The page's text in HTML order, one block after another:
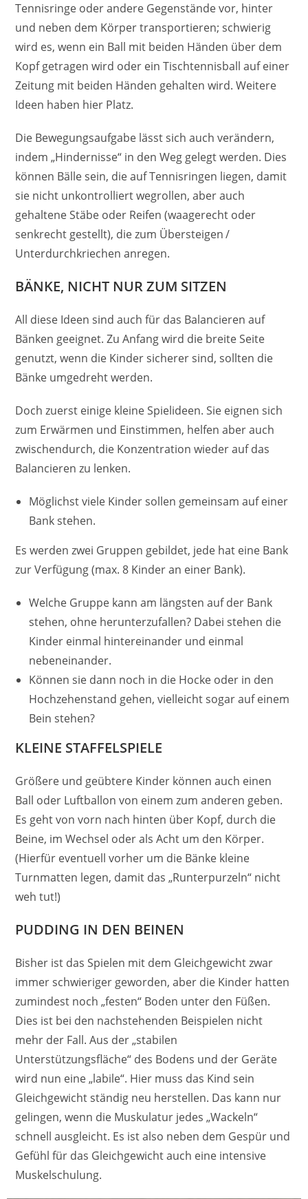
Tennisringe oder andere Gegenstände vor, hinter
und neben dem Körper transportieren; schwierig
wird es, wenn ein Ball mit beiden Händen über dem
Kopf getragen wird oder ein Tischtennisball auf einer
Zeitung mit beiden Händen gehalten wird. Weitere
Ideen haben hier Platz.
Die Bewegungsaufgabe lässt sich auch verändern,
indem „Hindernisse“ in den Weg gelegt werden. Dies
können Bälle sein, die auf Tennisringen liegen, damit
sie nicht unkontrolliert wegrollen, aber auch
gehaltene Stäbe oder Reifen (waagerecht oder
senkrecht gestellt), die zum Übersteigen /
Unterdurchkriechen anregen.
BÄNKE, NICHT NUR ZUM SITZEN
All diese Ideen sind auch für das Balancieren auf
Bänken geeignet. Zu Anfang wird die breite Seite
genutzt, wenn die Kinder sicherer sind, sollten die
Bänke umgedreht werden.
Doch zuerst einige kleine Spielideen. Sie eignen sich
zum Erwärmen und Einstimmen, helfen aber auch
zwischendurch, die Konzentration wieder auf das
Balancieren zu lenken.
Möglichst viele Kinder sollen gemeinsam auf einer
Bank stehen.
Es werden zwei Gruppen gebildet, jede hat eine Bank
zur Verfügung (max. 8 Kinder an einer Bank).
Welche Gruppe kann am längsten auf der Bank
stehen, ohne herunterzufallen? Dabei stehen die
Kinder einmal hintereinander und einmal
nebeneinander.
Können sie dann noch in die Hocke oder in den
Hochzehenstand gehen, vielleicht sogar auf einem
Bein stehen?
KLEINE STAFFELSPIELE
Größere und geübtere Kinder können auch einen
Ball oder Luftballon von einem zum anderen geben.
Es geht von vorn nach hinten über Kopf, durch die
Beine, im Wechsel oder als Acht um den Körper.
(Hierfür eventuell vorher um die Bänke kleine
Turnmatten legen, damit das „Runterpurzeln“ nicht
weh tut!)
PUDDING IN DEN BEINEN
Bisher ist das Spielen mit dem Gleichgewicht zwar
immer schwieriger geworden, aber die Kinder hatten
zumindest noch „festen“ Boden unter den Füßen.
Dies ist bei den nachstehenden Beispielen nicht
mehr der Fall. Aus der „stabilen
Unterstützungsfläche“ des Bodens und der Geräte
wird nun eine „labile“. Hier muss das Kind sein
Gleichgewicht ständig neu herstellen. Das kann nur
gelingen, wenn die Muskulatur jedes „Wackeln“
schnell ausgleicht. Es ist also neben dem Gespür und
Gefühl für das Gleichgewicht auch eine intensive
Muskelschulung.